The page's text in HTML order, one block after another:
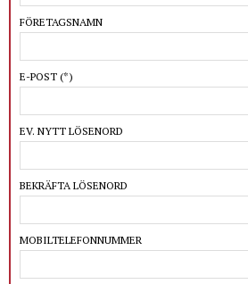
FÖRETAGSNAMN
E-POST (*)
EV. NYTT LÖSENORD
BEKRÄFTA LÖSENORD
MOBILTELEFONNUMMER